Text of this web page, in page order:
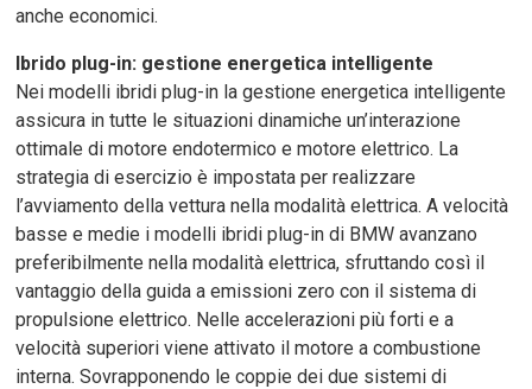
anche economici.
Ibrido plug-in: gestione energetica intelligente
Nei modelli ibridi plug-in la gestione energetica intelligente
assicura in tutte le situazioni dinamiche un’interazione
ottimale di motore endotermico e motore elettrico. La
strategia di esercizio è impostata per realizzare
l’avviamento della vettura nella modalità elettrica. A velocità
basse e medie i modelli ibridi plug-in di BMW avanzano
preferibilmente nella modalità elettrica, sfruttando così il
vantaggio della guida a emissioni zero con il sistema di
propulsione elettrico. Nelle accelerazioni più forti e a
velocità superiori viene attivato il motore a combustione
interna. Sovrapponendo le coppie dei due sistemi di